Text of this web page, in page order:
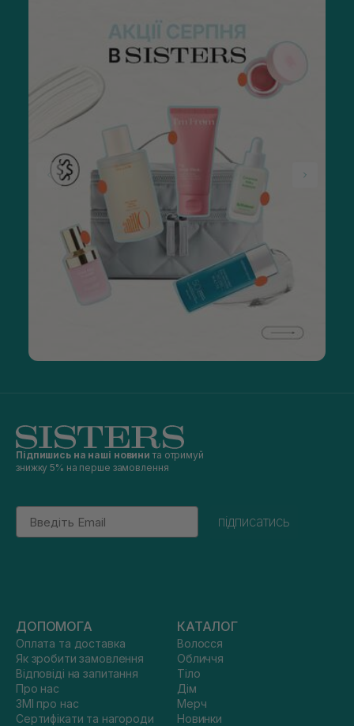
Підпишись на наші новини та отримуй
знижку 5% на перше замовлення
Email
підписатись
ДОПОМОГА
Оплата та доставка
Як зробити замовлення
Відповіді на запитання
Про нас
ЗМІ про нас
Сертифікати та нагороди
КАТАЛОГ
Волосся
Обличчя
Тіло
Дім
Мерч
Новинки